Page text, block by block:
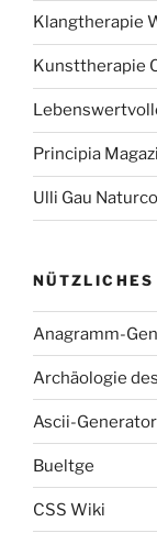
Klangtherapie
Kunsttherapie
Principia
Ulli Gau
NÜTZLICHES
Anagramm-
Archäologie
Ascii-Generator
Bueltge
CSS Wiki